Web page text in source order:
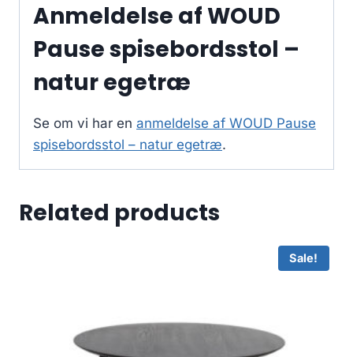
Anmeldelse af WOUD
Pause spisebordsstol –
natur egetræ
Se om vi har en anmeldelse af WOUD Pause
spisebordsstol – natur egetræ.
Related products
Sale!